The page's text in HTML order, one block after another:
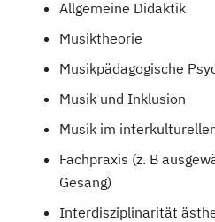
Allgemeine Didaktik
Musiktheorie
Musikpädagogische
Musik und Inklusion
Musik im
Fachpraxis (z. B
Gesang)
Interdisziplinarität